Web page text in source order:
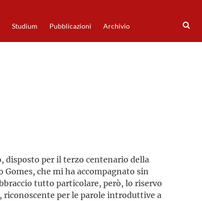
Studium Pubblicazioni Archivio
disposto per il terzo centenario della
che mi ha accompagnato sin
tutto particolare, però, lo riservo
riconoscente per le parole introduttive a